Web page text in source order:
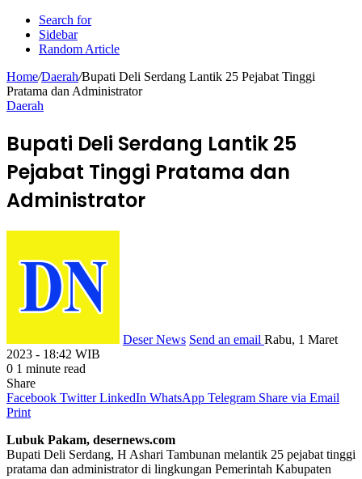
Search for
Sidebar
Random Article
Home/Daerah/Bupati Deli Serdang Lantik 25 Pejabat Tinggi
Pratama dan Administrator
Daerah
Bupati Deli Serdang Lantik 25
Pejabat Tinggi Pratama dan
Administrator
Deser News Send an email Rabu, 1 Maret
2023 - 18:42 WIB
0 1 minute read
Share
Facebook Twitter LinkedIn WhatsApp Telegram Share via Email
Print
Lubuk Pakam, desernews.com
Bupati Deli Serdang, H Ashari Tambunan melantik 25 pejabat tinggi
pratama dan administrator di lingkungan Pemerintah Kabupaten